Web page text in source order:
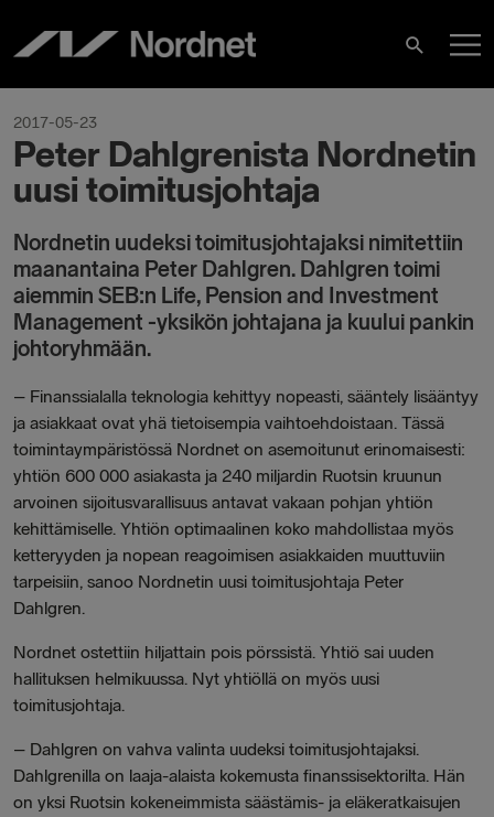
content
Search
2017-05-23
Peter Dahlgrenista Nordnetin
uusi toimitusjohtaja
Nordnetin uudeksi toimitusjohtajaksi nimitettiin
maanantaina Peter Dahlgren. Dahlgren toimi
aiemmin SEB:n Life, Pension and Investment
Management -yksikön johtajana ja kuului pankin
johtoryhmään.
– Finanssialalla teknologia kehittyy nopeasti, sääntely lisääntyy
ja asiakkaat ovat yhä tietoisempia vaihtoehdoistaan. Tässä
toimintaympäristössä Nordnet on asemoitunut erinomaisesti:
yhtiön 600 000 asiakasta ja 240 miljardin Ruotsin kruunun
arvoinen sijoitusvarallisuus antavat vakaan pohjan yhtiön
kehittämiselle. Yhtiön optimaalinen koko mahdollistaa myös
ketteryyden ja nopean reagoimisen asiakkaiden muuttuviin
tarpeisiin, sanoo Nordnetin uusi toimitusjohtaja Peter
Dahlgren.
Nordnet ostettiin hiljattain pois pörssistä. Yhtiö sai uuden
hallituksen helmikuussa. Nyt yhtiöllä on myös uusi
toimitusjohtaja.
– Dahlgren on vahva valinta uudeksi toimitusjohtajaksi.
Dahlgrenilla on laaja-alaista kokemusta finanssisektorilta. Hän
on yksi Ruotsin kokeneimmista säästämis- ja eläkeratkaisujen